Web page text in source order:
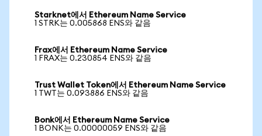
Starknet에서 Ethereum Name Service
1 STRK는 0.005868 ENS와 같음
Frax에서 Ethereum Name Service
1 FRAX는 0.230854 ENS와 같음
Trust Wallet Token에서 Ethereum Name Service
1 TWT는 0.093886 ENS와 같음
Bonk에서 Ethereum Name Service
1 BONK는 0.00000059 ENS와 같음